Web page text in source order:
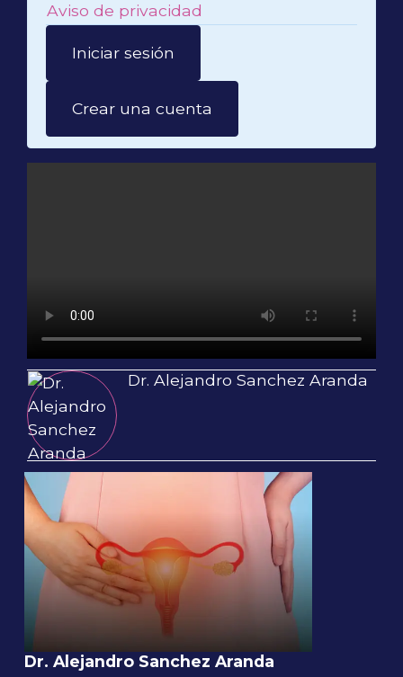
Aviso de privacidad
Iniciar sesión
Crear una cuenta
Dr. Alejandro Sanchez Aranda
Dr. Alejandro Sanchez Aranda